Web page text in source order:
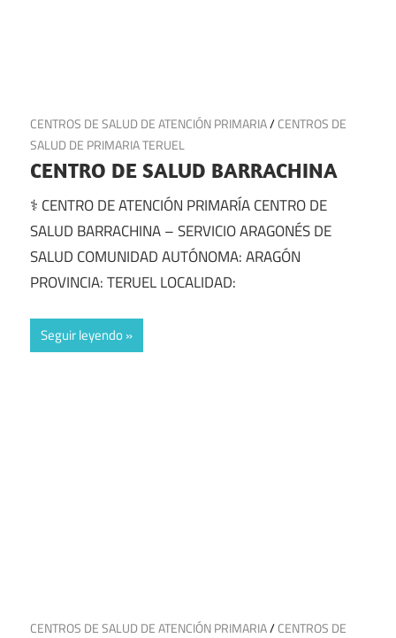
30 de junio de 2025
CENTROS DE SALUD DE ATENCIÓN PRIMARIA/CENTROS DE
SALUD DE PRIMARIA TERUEL
CENTRO DE SALUD BARRACHINA
⚕️ CENTRO DE ATENCIÓN PRIMARÍA CENTRO DE
SALUD BARRACHINA – SERVICIO ARAGONÉS DE
SALUD COMUNIDAD AUTÓNOMA: ARAGÓN
PROVINCIA: TERUEL LOCALIDAD:
Seguir leyendo
29 de junio de 2025
CENTROS DE SALUD DE ATENCIÓN PRIMARIA/CENTROS DE